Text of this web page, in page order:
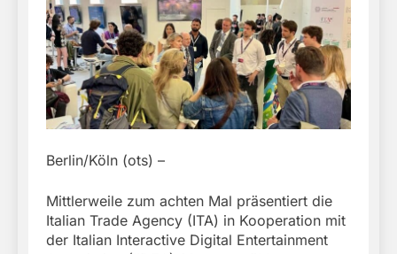
Berlin/Köln (ots) –
Mittlerweile zum achten Mal präsentiert die
Italian Trade Agency (ITA) in Kooperation mit
der Italian Interactive Digital Entertainment